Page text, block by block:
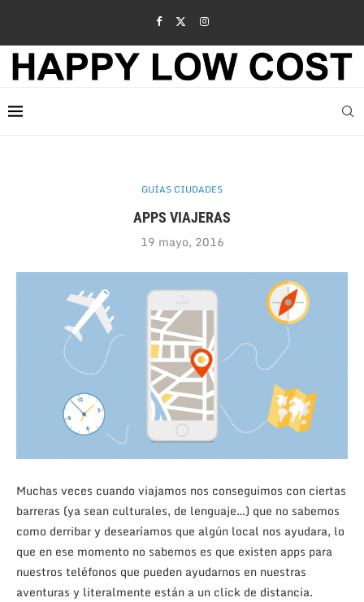
GUÍAS CIUDADES
APPS VIAJERAS
19 mayo, 2016
Muchas veces cuando viajamos nos conseguimos con ciertas
barreras (ya sean culturales, de lenguaje…) que no sabemos
como derribar y desearíamos que algún local nos ayudara, lo
que en ese momento no sabemos es que existen apps para
nuestros teléfonos que pueden ayudarnos en nuestras
aventuras y literalmente están a un click de distancia.